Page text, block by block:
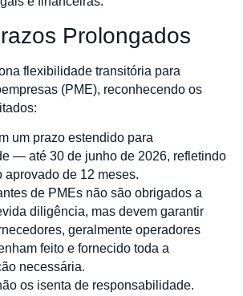
Prolongados
flexibilidade transitória para
(PME), reconhecendo os
um prazo estendido para
— até 30 de junho de 2026, refletindo
aprovado de 12 meses.
de PMEs não são obrigados a
diligência, mas devem garantir
geralmente operadores
feito e fornecido toda a
necessária.
os isenta de responsabilidade.